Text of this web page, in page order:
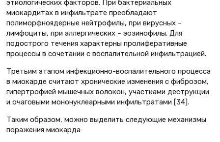
этиологических факторов. При бактериальных
миокардитах в инфильтрате преобладают
полиморфноядерные нейтрофилы, при вирусных –
лимфоциты, при аллергических – эозинофилы. Для
подострого течения характерны пролиферативные
процессы в сочетании с воспалительной инфильтрацией.
Третьим этапом инфекционно-воспалительного процесса
в миокарде считают хронические изменения с фиброзом,
гипертрофией мышечных волокон, участками деструкции
и очаговыми мононуклеарными инфильтратами [34].
Таким образом, можно выделить следующие механизмы
поражения миокарда: